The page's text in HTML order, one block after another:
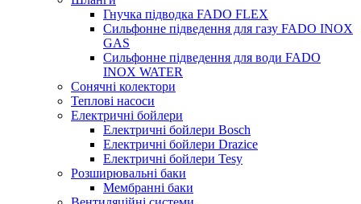
Гнучка підводка FADO FLEX
Сильфонне підведення для газу FADO INOX
GAS
Сильфонне підведення для води FADO
INOX WATER
Сонячні колектори
Теплові насоси
Електричні бойлери
Електричні бойлери Bosch
Електричні бойлери Drazice
Електричні бойлери Tesy
Розширювальні баки
Мембранні баки